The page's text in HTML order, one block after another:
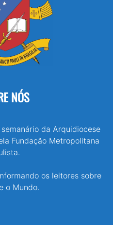
NÓS
da Arquidiocese
Fundação Metropolitana
os leitores sobre
o Mundo.